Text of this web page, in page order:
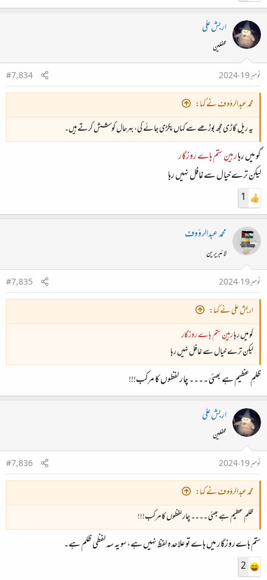
اربش علی
محفلین
نومبر 19، 2024
#7,834
محمد عبدالرؤوف نے کہا:
یہ ریل گاڑی مجھ بوڑھے سے کہاں پکڑی جائے گی، بہرحال کوشش کرتے ہیں۔
گو میں رہارہینِ ستم ہاے روزگار
لیکن ترے خیال سے غافل نہیں رہا
1
محمد عبدالرؤوف
لائبریرین
نومبر 19، 2024
#7,835
اربش علی نے کہا:
گو میں رہارہینِ ستم ہاے روزگار
لیکن ترے خیال سے غافل نہیں رہا
ظلمِ عظیم ہے بھئی ۔۔۔۔ چار لفظوں کا مرکب!!!
اربش علی
محفلین
نومبر 19، 2024
#7,836
محمد عبدالرؤوف نے کہا:
ظلمِ عظیم ہے بھئی ۔۔۔۔ چار لفظوں کا مرکب!!!
ستم ہاےروزگار میں ہاے تو علاحدہ لفظ نہیں ہے،سو یہ سہ لفظی ظلم ہے۔
2